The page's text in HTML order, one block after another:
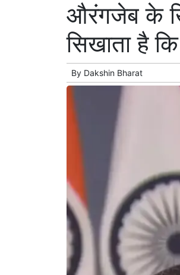
औरंगजेब के
सिखाता है
By Dakshin Bharat